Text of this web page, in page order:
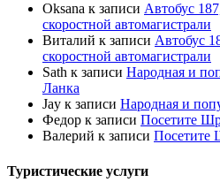
Oksana к записи Автобус
скоростной автомагистрали
Виталий к записи Автобус
скоростной автомагистрали
Sath к записи Народная и
Ланка
Jay к записи Народная и
Федор к записи Посетите
Валерий к записи Посетите
Туристические услуги